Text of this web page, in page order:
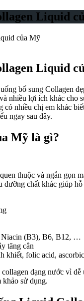
Liquid
Liquid
bổ sung Collagen
nhiều lợi ích khác
có nhiều chị em khác
ngay sau đây.
Mỹ là gì?
thuộc và ngắn gọn
dưỡng chất khác giúp
(B3), B6, B12, …
tăng cân
khiết, folic acid,
dạng nước vì dễ
khảo sử dụng.